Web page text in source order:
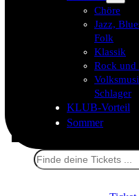
Chöre
Jazz,
Folk
Klassik
Rock und
Schlager
KLUB-Vorteil
Sommer
Suchen